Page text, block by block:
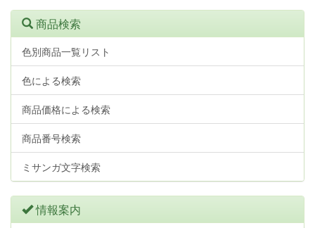
商品検索
色別商品一覧リスト
色による検索
商品価格による検索
商品番号検索
ミサンガ文字検索
情報案内